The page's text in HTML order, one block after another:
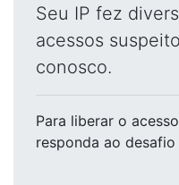
Seu IP fez
acessos
conosco.
Para liberar o acesso
responda ao desafio